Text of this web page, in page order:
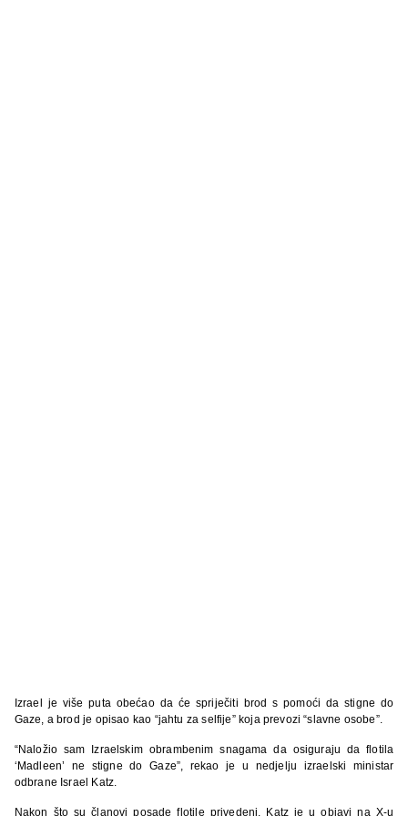
Izrael je više puta obećao da će spriječiti brod s pomoći da stigne do
Gaze, a brod je opisao kao “jahtu za selfije” koja prevozi “slavne osobe”.
“Naložio sam Izraelskim obrambenim snagama da osiguraju da flotila
‘Madleen’ ne stigne do Gaze”, rekao je u nedjelju izraelski ministar
odbrane Israel Katz.
Nakon što su članovi posade flotile privedeni, Katz je u objavi na X-u